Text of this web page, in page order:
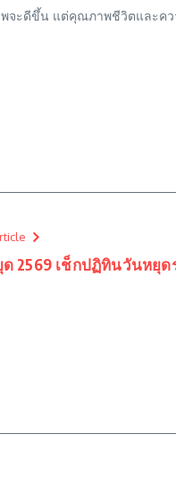
จะดีขึ้น แต่คุณภาพชีวิตและค
2569 เช็กปฏิทินวันหยุ